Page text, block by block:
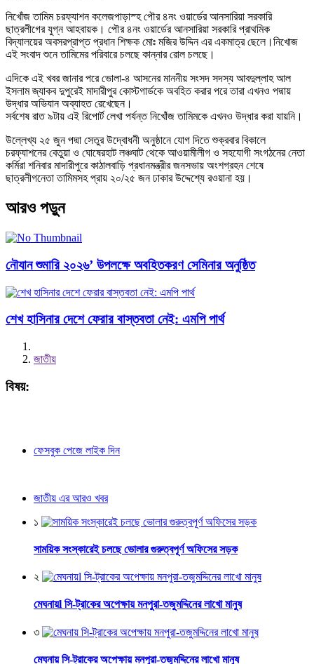
নিখোঁজ তামিম চরফ্যাশন কলেজপাড়াস্হ পৌর ৪নং ওয়ার্ডের আনসারিয়া সরকারি
ছাত্রলীগের যুগ্ন আহবায়ক। পৌর ৪নং ওয়ার্ডের আনসারিয়া সরকারি প্রাথমিক
বিদ্যালয়ের অবসরপ্রাপ্ত প্রধান শিক্ষক মোঃ মজির উদ্দিন এর একমাত্র ছেলে।নিখোজ
এই সংবাদ শুনে তামিমের পরিবারে চলছে কান্নার রোল চলছে।
এদিকে এই খবর জানার পরে ভোলা-৪ আসনের মাননীয় সংসদ সদস্য আবদুল্লাহ আল
ইসলাম জ্যাকব দুপুরেই মাদারীপুর কোস্টগার্ডকে অবহিত করার পরে তারা এখনও পদ্মায়
উদ্ধার অভিযান অব্যাহত রেখেছেন।
সর্বশেষ রাত ৯টায় এই রিপোর্ট লেখা পর্যন্ত নিখোঁজ তামিমকে এখনও উদ্ধার করা যায়নি।
উল্লেখ্য ২৫ জুন পদ্মা সেতুর উদ্বোধনী অনুষ্ঠানে যোগ দিতে শুক্রবার বিকালে
চরফ্যাশনের বেতুয়া ও ঘোষেরহাট লঞ্চঘাট থেকে আওয়ামীলীগ ও সহযোগী সংগঠনের নেতা
কর্মিরা শনিবার মাদারীপুরে কাঠালবাড়ি প্রধানমন্ত্রীর জনসভায় অংশগ্রহন শেষে
ছাত্রলীগনেতা তামিমসহ প্রায় ২০/২৫ জন ঢাকার উদ্দেশ্যে রওয়ানা হয়।
আরও পড়ুন
নৌযান শুমারি ২০২৬’ উপলক্ষে অবহিতকরণ সেমিনার অনুষ্ঠিত
শেখ হাসিনার দেশে ফেরার বাস্তবতা নেই: এমপি পার্থ
জাতীয়
বিষয়:
ফেসবুক পেজে লাইক দিন
জাতীয় এর আরও খবর
১
সাময়িক সংস্কারেই চলছে ভোলার গুরুত্বপূর্ণ অফিসের সড়ক
২
মেঘনায়l সি-ট্রাকের অপেক্ষায় মনপুরা-তজুমদ্দিনের লাখো মানুষ
৩
মেঘনায় সি-ট্রাকের অপেক্ষায় মনপুরা-তজুমদ্দিনের লাখো মানুষ